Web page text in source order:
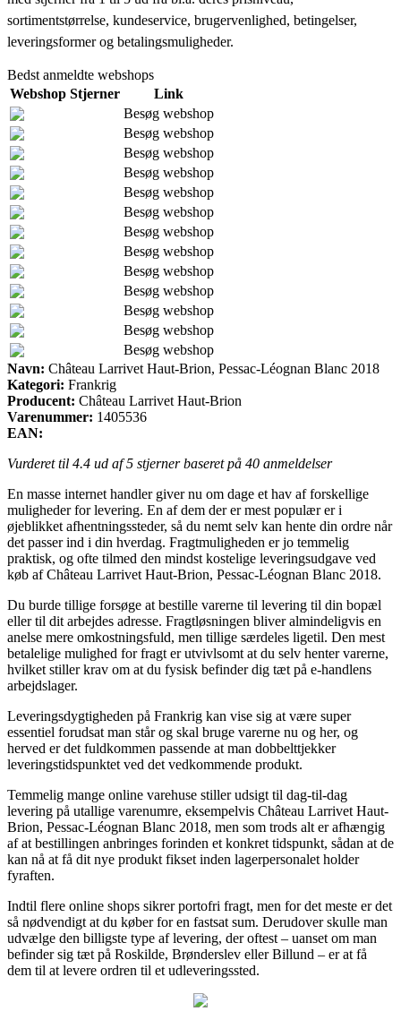
sortimentstørrelse, kundeservice, brugervenlighed, betingelser,
leveringsformer og betalingsmuligheder.
Bedst anmeldte webshops
Webshop Stjerner
Link
Besøg webshop
Besøg webshop
Besøg webshop
Besøg webshop
Besøg webshop
Besøg webshop
Besøg webshop
Besøg webshop
Besøg webshop
Besøg webshop
Besøg webshop
Besøg webshop
Besøg webshop
Navn: Château Larrivet Haut-Brion, Pessac-Léognan Blanc 2018
Kategori: Frankrig
Producent: Château Larrivet Haut-Brion
Varenummer: 1405536
EAN:
Vurderet til 4.4 ud af 5 stjerner baseret på 40 anmeldelser
En masse internet handler giver nu om dage et hav af forskellige
muligheder for levering. En af dem der er mest populær er i
øjeblikket afhentningssteder, så du nemt selv kan hente din ordre når
det passer ind i din hverdag. Fragtmuligheden er jo temmelig
praktisk, og ofte tilmed den mindst kostelige leveringsudgave ved
køb af Château Larrivet Haut-Brion, Pessac-Léognan Blanc 2018.
Du burde tillige forsøge at bestille varerne til levering til din bopæl
eller til dit arbejdes adresse. Fragtløsningen bliver almindeligvis en
anelse mere omkostningsfuld, men tillige særdeles ligetil. Den mest
betalelige mulighed for fragt er utvivlsomt at du selv henter varerne,
hvilket stiller krav om at du fysisk befinder dig tæt på e-handlens
arbejdslager.
Leveringsdygtigheden på Frankrig kan vise sig at være super
essentiel forudsat man står og skal bruge varerne nu og her, og
herved er det fuldkommen passende at man dobbelttjekker
leveringstidspunktet ved det vedkommende produkt.
Temmelig mange online varehuse stiller udsigt til dag-til-dag
levering på utallige varenumre, eksempelvis Château Larrivet Haut-
Brion, Pessac-Léognan Blanc 2018, men som trods alt er afhængig
af at bestillingen anbringes forinden et konkret tidspunkt, sådan at de
kan nå at få dit nye produkt fikset inden lagerpersonalet holder
fyraften.
Indtil flere online shops sikrer portofri fragt, men for det meste er det
så nødvendigt at du køber for en fastsat sum. Derudover skulle man
udvælge den billigste type af levering, der oftest – uanset om man
befinder sig tæt på Roskilde, Brønderslev eller Billund – er at få
dem til at levere ordren til et udleveringssted.